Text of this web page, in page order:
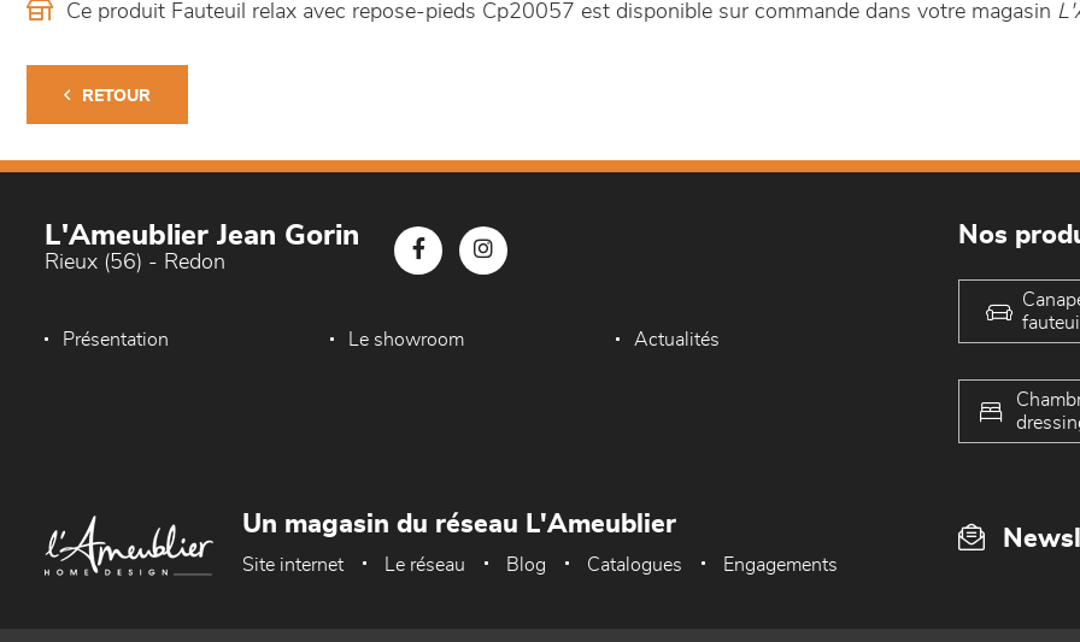
Ce produit Fauteuil relax avec repose-pieds Cp20057 est disponible sur commande dans votre magasin
RETOUR
L'Ameublier Jean Gorin
Rieux (56) - Redon
Présentation Le showroom Actualités
Nos
Un magasin du réseau L'Ameublier
Site internet Le réseau Blog Catalogues Engagements